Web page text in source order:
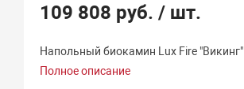
109 808 руб./ шт.
Напольный биокамин Lux Fire "Викинг"
Полное описание